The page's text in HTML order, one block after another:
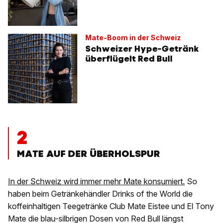
Mate-Boom in der Schweiz
Schweizer Hype-Getränk
überflügelt Red Bull
2
MATE AUF DER ÜBERHOLSPUR
In der Schweiz wird immer mehr Mate konsumiert. So
haben beim Getränkehändler Drinks of the World die
koffeinhaltigen Teegetränke Club Mate Eistee und El Tony
Mate die blau-silbrigen Dosen von Red Bull längst